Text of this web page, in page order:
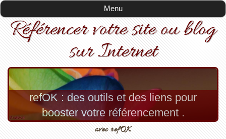
Menu
Référencer votre site ou blog
sur Internet
refOK : des outils et des liens pour
booster votre référencement .
avec refOK